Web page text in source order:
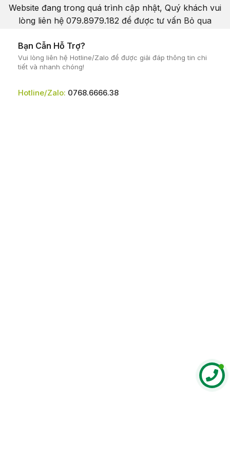
Website đang trong quá trình cập nhật, Quý khách vui
lòng liên hệ 079.8979.182 để được tư vấn Bỏ qua
Bạn Cẫn Hỗ Trợ?
Vui lòng liên hệ Hotline/Zalo để được giải đáp thông tin chi
tiết và nhanh chóng!
Hotline/Zalo: 0768.6666.38